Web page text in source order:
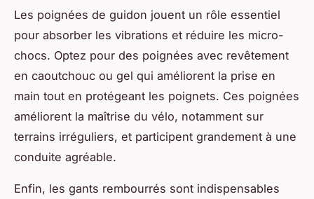
Les poignées de guidon jouent un rôle essentiel
pour absorber les vibrations et réduire les micro-
chocs. Optez pour des poignées avec revêtement
en caoutchouc ou gel qui améliorent la prise en
main tout en protégeant les poignets. Ces poignées
améliorent la maîtrise du vélo, notamment sur
terrains irréguliers, et participent grandement à une
conduite agréable.
Enfin, les gants rembourrés sont indispensables